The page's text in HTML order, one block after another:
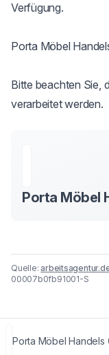
Verfügung.
Porta Möbel
Bitte beachten Sie,
verarbeitet werden.
Porta Möbel
Quelle:
00007b0fb91001-S
Porta Möbel Handels